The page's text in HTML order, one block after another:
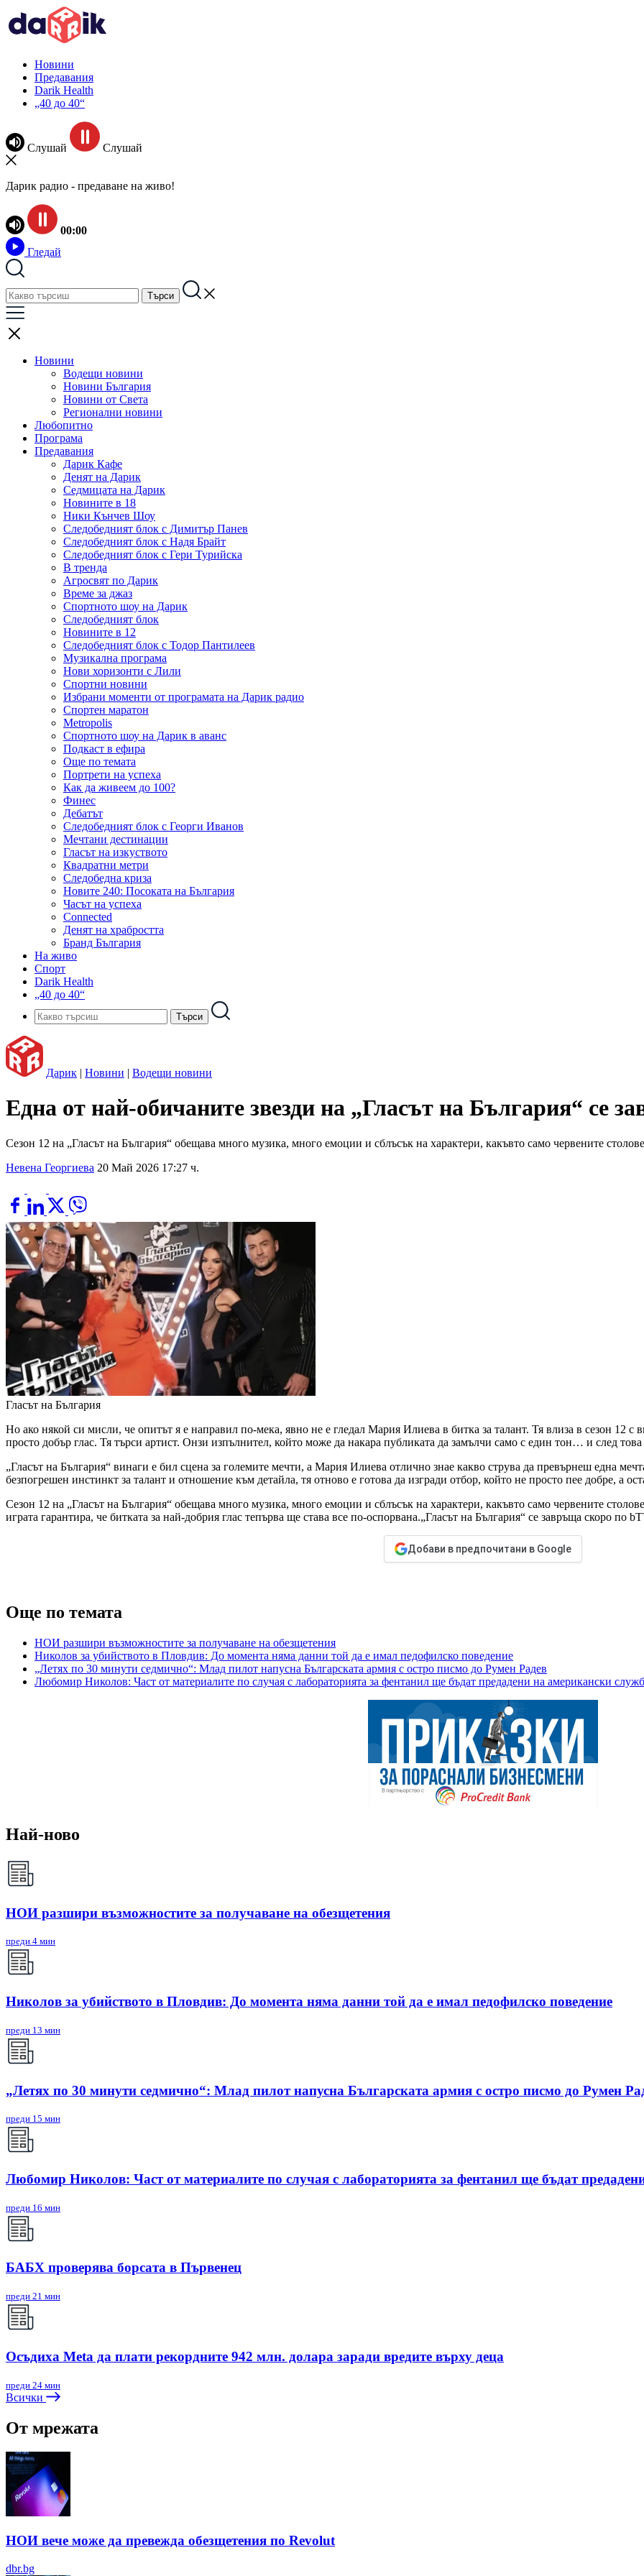
Новини
Предавания
Darik Health
„40 до 40“
Слушай Слушай
Дарик радио - предаване на живо!
00:00
Гледай
Новини
Водещи новини
Новини България
Новини от Света
Регионални новини
Любопитно
Програма
Предавания
Дарик Кафе
Денят на Дарик
Седмицата на Дарик
Новините в 18
Ники Кънчев Шоу
Следобедният блок с Димитър Панев
Следобедният блок с Надя Брайт
Следобедният блок с Гери Турийска
В тренда
Агросвят по Дарик
Време за джаз
Спортното шоу на Дарик
Следобедният блок
Новините в 12
Следобедният блок с Тодор Пантилеев
Музикална програма
Нови хоризонти с Лили
Спортни новини
Избрани моменти от програмата на Дарик радио
Спортен маратон
Metropolis
Спортното шоу на Дарик в аванс
Подкаст в ефира
Още по темата
Портрети на успеха
Как да живеем до 100?
Финес
Дебатът
Следобедният блок с Георги Иванов
Мечтани дестинации
Гласът на изкуството
Квадратни метри
Следобедна криза
Новите 240: Посоката на България
Часът на успеха
Connected
Денят на храбростта
Бранд България
На живо
Спорт
Darik Health
„40 до 40“
Дарик | Новини | Водещи новини
Една от най-обичаните звезди на „Гласът на България“ се
Сезон 12 на „Гласът на България“ обещава много музика, много емоции и сблъсък на характери, какъвто само червените
Невена Георгиева 20 Май 2026 17:27 ч.
Гласът на България
Но ако някой си мисли, че опитът я е направил по-мека, явно не е гледал Мария Илиева в битка за талант. Тя влиза в сезон 12
просто добър глас. Тя търси артист. Онзи изпълнител, който може да накара публиката да замълчи само с един тон… и след
„Гласът на България“ винаги е бил сцена за големите мечти, а Мария Илиева отлично знае какво струва да превърнеш една
безпогрешен инстинкт за талант и отношение към детайла, тя отново е готова да изгради отбор, който не просто пее добре, а
Сезон 12 на „Гласът на България“ обещава много музика, много емоции и сблъсък на характери, какъвто само червените
играта гарантира, че битката за най-добрия глас тепърва ще става все по-оспорвана.„Гласът на България“ се завръща скоро по
Добави в предпочитани в Google
Още по темата
НОИ разшири възможностите за получаване на обезщетения
Николов за убийството в Пловдив: До момента няма данни той да е имал педофилско поведение
„Летях по 30 минути седмично“: Млад пилот напусна Българската армия с остро писмо до Румен Радев
Любомир Николов: Част от материалите по случая с лабораторията за фентанил ще бъдат предадени на американски
Най-ново
НОИ разшири възможностите за получаване на обезщетения
преди 4 мин
Николов за убийството в Пловдив: До момента няма данни той да е имал педофилско поведение
преди 13 мин
„Летях по 30 минути седмично“: Млад пилот напусна Българската армия с остро писмо до Румен
преди 15 мин
Любомир Николов: Част от материалите по случая с лабораторията за фентанил ще бъдат
преди 16 мин
БАБХ проверява борсата в Първенец
преди 21 мин
Осъдиха Meta да плати рекордните 942 млн. долара заради вредите върху деца
преди 24 мин
Всички
От мрежата
НОИ вече може да превежда обезщетения по Revolut
dbr.bg